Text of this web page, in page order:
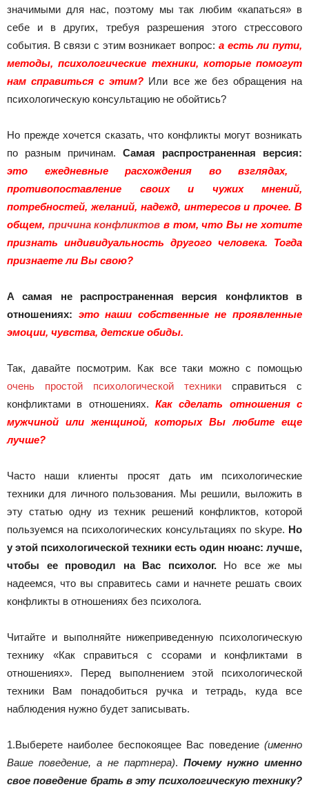
значимыми для нас, поэтому мы так любим «капаться» в
себе и в других, требуя разрешения этого стрессового
события. В связи с этим возникает вопрос: а есть ли пути,
методы, психологические техники, которые помогут
нам справиться с этим? Или все же без обращения на
психологическую консультацию не обойтись?
Но прежде хочется сказать, что конфликты могут возникать
по разным причинам. Самая распространенная версия:
это ежедневные расхождения во взглядах,
противопоставление своих и чужих мнений,
потребностей, желаний, надежд, интересов и прочее. В
общем, причина конфликтов в том, что Вы не хотите
признать индивидуальность другого человека. Тогда
признаете ли Вы свою?
А самая не распространенная версия конфликтов в
отношениях: это наши собственные не проявленные
эмоции, чувства, детские обиды.
Так, давайте посмотрим. Как все таки можно с помощью
очень простой психологической техники справиться с
конфликтами в отношениях. Как сделать отношения с
мужчиной или женщиной, которых Вы любите еще
лучше?
Часто наши клиенты просят дать им психологические
техники для личного пользования. Мы решили, выложить в
эту статью одну из техник решений конфликтов, которой
пользуемся на психологических консультациях по skype. Но
у этой психологической техники есть один нюанс: лучше,
чтобы ее проводил на Вас психолог. Но все же мы
надеемся, что вы справитесь сами и начнете решать своих
конфликты в отношениях без психолога.
Читайте и выполняйте нижеприведенную психологическую
технику «Как справиться с ссорами и конфликтами в
отношениях». Перед выполнением этой психологической
техники Вам понадобиться ручка и тетрадь, куда все
наблюдения нужно будет записывать.
1.Выберете наиболее беспокоящее Вас поведение (именно
Ваше поведение, а не партнера). Почему нужно именно
свое поведение брать в эту психологическую технику?